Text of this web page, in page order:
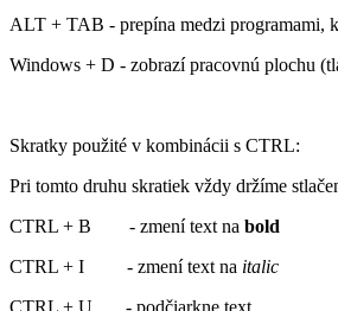
ALT + TAB - prepína medzi programami,
Windows + D - zobrazí pracovnú plochu
Skratky použité v kombinácii s CTRL:
Pri tomto druhu skratiek vždy držíme
CTRL + B - zmení text na bold
CTRL + I - zmení text na italic
CTRL + U - podčiarkne text